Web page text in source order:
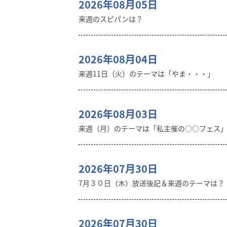
2026年08月05日
来週のスピパンは？
2026年08月04日
来週11日（火）のテーマは「やま・・・」
2026年08月03日
来週（月）のテーマは「私主催の○○フェス」
2026年07月30日
7月３０日（木）放送後記＆来週のテーマは？
2026年07月30日